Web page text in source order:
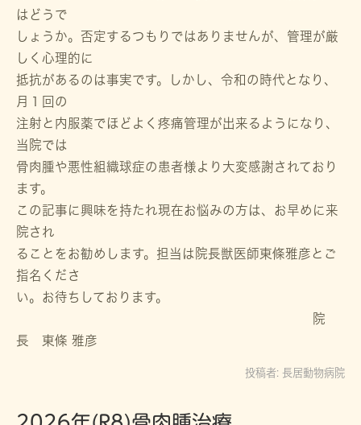
はどうで
しょうか。否定するつもりではありませんが、管理が厳
しく心理的に
抵抗があるのは事実です。しかし、令和の時代となり、
月１回の
注射と内服薬でほどよく疼痛管理が出来るようになり、
当院では
骨肉腫や悪性組織球症の患者様より大変感謝されており
ます。
この記事に興味を持たれ現在お悩みの方は、お早めに来
院され
ることをお勧めします。担当は院長獣医師東條雅彦とご
指名くださ
い。お待ちしております。
院
長 東條 雅彦
投稿者: 長居動物病院